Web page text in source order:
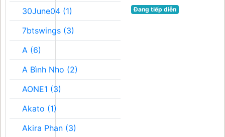
30June04 (1)
7btswings (3)
A (6)
A Bình Nho (2)
AONE1 (3)
Akato (1)
Akira Phan (3)
Đang tiếp diễn